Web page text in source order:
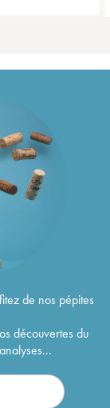
de nos pépites
découvertes du